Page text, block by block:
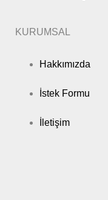
KURUMSAL
Hakkımızda
İstek Formu
İletişim